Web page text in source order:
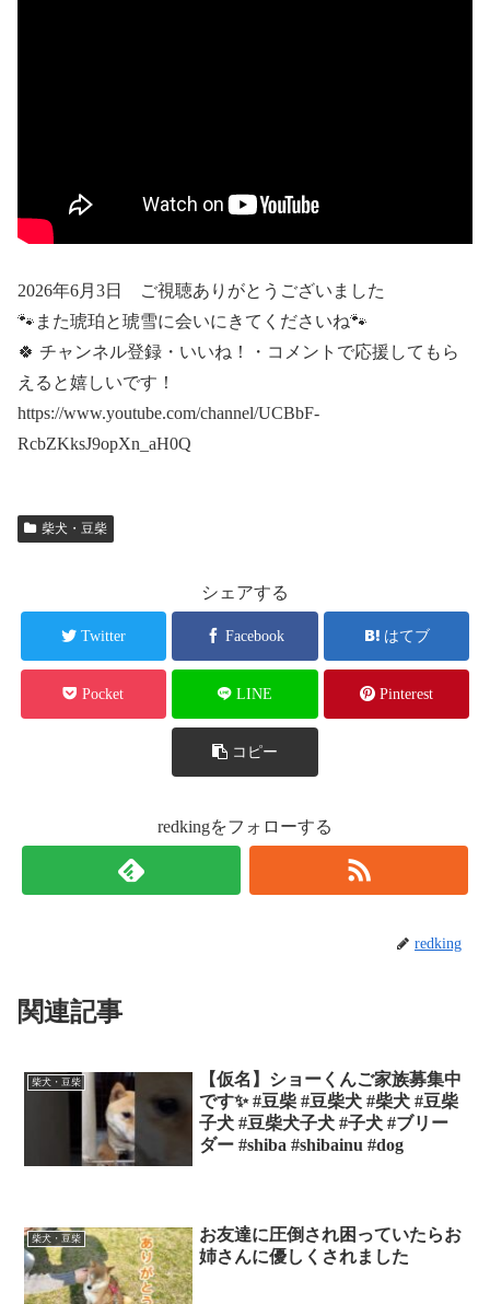
2026年6月3日 ご視聴ありがとうございました
🐾また琥珀と琥雪に会いにきてくださいね🐾
🍀 チャンネル登録・いいね！・コメントで応援してもら
えると嬉しいです！
https://www.youtube.com/channel/UCBbF-
RcbZKksJ9opXn_aH0Q
柴犬・豆柴
シェアする
Twitter Facebook はてブ
Pocket LINE Pinterest
コピー
redkingをフォローする
redking
関連記事
柴犬・豆柴
【仮名】ショーくんご家族募集中
です✨ #豆柴 #豆柴犬 #柴犬 #豆柴
子犬 #豆柴犬子犬 #子犬 #ブリー
ダー #shiba #shibainu #dog
柴犬・豆柴
お友達に圧倒され困っていたらお
姉さんに優しくされました